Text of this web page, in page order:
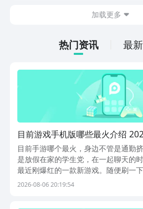
接就可以下载。游戏
打发无聊的时间，可
加载更多
热门资讯 最
目前游戏手机版哪些最火介绍
top5
目前手游哪个最火，身边不管是通勤
是放假在家的学生党，在一起聊天的
最近刚爆红的一款新游戏。随便刷一
是玩家们晒出的抽卡照片，还有各种
2026-08-06 20:19:54